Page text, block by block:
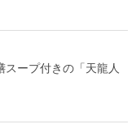
スープ付きの「天龍人